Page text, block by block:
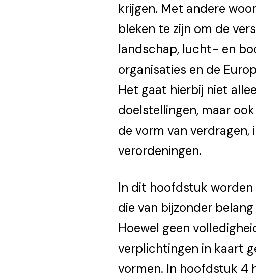
krijgen. Met andere
bleken te zijn om de
landschap, lucht- en
organisaties en de
Het gaat hierbij niet
doelstellingen, maar
de vorm van
verordeningen.
In dit hoofdstuk
die van bijzonder
Hoewel geen
verplichtingen in kaart
vormen. In hoofdstuk 4